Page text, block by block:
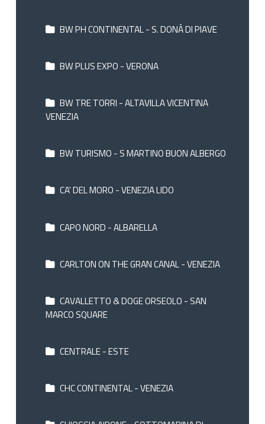
BW PH CONTINENTAL - S. DONÀ DI PIAVE
BW PLUS EXPO - VERONA
BW TRE TORRI - ALTAVILLA VICENTINA
VENEZIA
BW TURISMO - S MARTINO BUON ALBERGO
CA' DEL MORO - VENEZIA LIDO
CAPO NORD - ALBARELLA
CARLTON ON THE GRAN CANAL - VENEZIA
CAVALLETTO & DOGE ORSEOLO - SAN
MARCO SQUARE
CENTRALE - ESTE
CHC CONTINENTAL - VENEZIA